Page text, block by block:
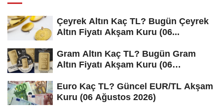
Çeyrek Altın Kaç TL? Bugün Çeyrek
Altın Fiyatı Akşam Kuru (06...
Gram Altın Kaç TL? Bugün Gram
Altın Fiyatı Akşam Kuru (06
Euro Kaç TL? Güncel EUR/TL Akşam
Kuru (06 Ağustos 2026)